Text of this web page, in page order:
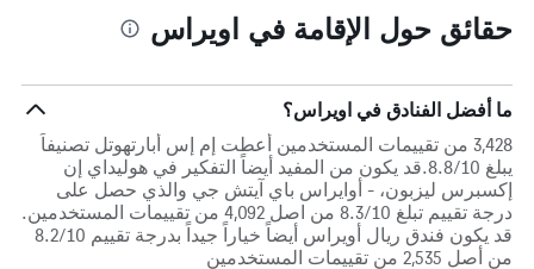
حقائق حول الإقامة في اويراس
ما أفضل الفنادق في اويراس؟
3,428 من تقييمات المستخدمين أعطت إم إس أبارتهوتل تصنيفاً
يبلغ 8.8/10.قد يكون من المفيد أيضاً التفكير في هوليداي إن
إكسبرس ليزبون، - أوايراس باي آيتش جي والذي حصل على
درجة تقييم تبلغ 8.3/10 من اصل 4,092 من تقييمات المستخدمين.
قد يكون فندق ريال أويراس أيضاً خياراً جيداً بدرجة تقييم 8.2/10
من أصل 2,535 من تقييمات المستخدمين